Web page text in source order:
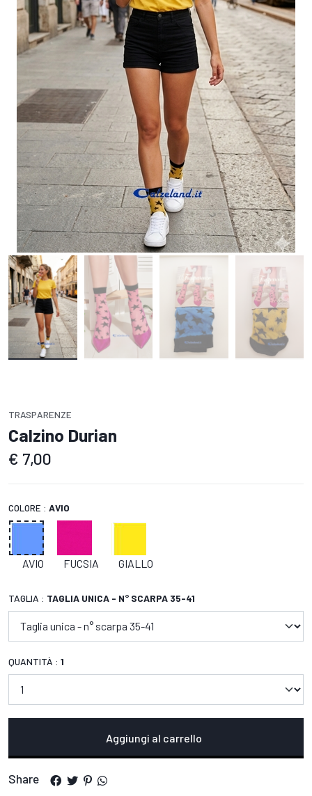
TRASPARENZE
Calzino Durian
€ 7,00
COLORE : AVIO
AVIO FUCSIA GIALLO
TAGLIA : TAGLIA UNICA - N° SCARPA 35-41
QUANTITÀ : 1
Aggiungi al carrello
Share